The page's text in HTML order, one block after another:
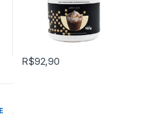
R$92,90